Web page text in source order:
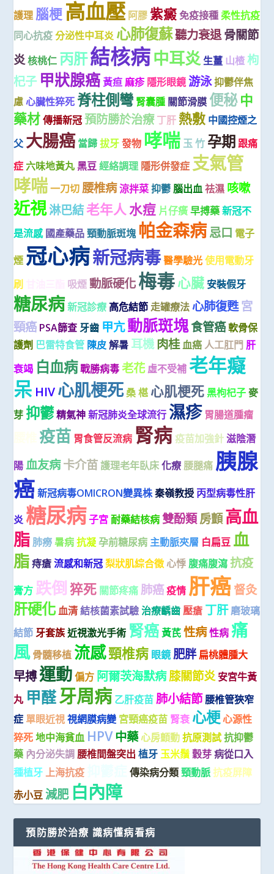
護理 腦梗 高血壓 阿膠 紫癜 免疫接種 柔性抗疫
同心抗疫 分泌性中耳炎 心肺復蘇聽力衰退骨關節
炎核桃仁 丙肝結核病中耳炎 生薑 山楂 枸
杞子 甲狀腺癌 黃疸 麻疹 隱形眼鏡游泳抑鬱伴焦
慮 心臟性猝死 脊柱側彎 腎囊腫 關節滑膜 便秘中
藥材 傳播新冠 預防勝於治療 丁肝 熱敷 中國控煙之
父 大腸癌 當歸 拔牙 發物 哮喘 玉 竹 孕期 跟痛
症 六味地黃丸 黑豆 經絡調理 隱形併發症 支氣管
哮喘一刀切 腰椎病涼拌菜 抑鬱 腦出血 祛濕 咳嗽
近視淋巴結老年人 水痘 片仔癀 早搏藥 新冠不
是流感 國產藥品 頸動脈斑塊 帕金森病忌口 電子
煙 冠心病新冠病毒醫學驗光 使用電動牙
刷
吸煙 動脈硬化梅毒心臟 安裝假牙
糖尿病新冠診療 高危結節 走罐療法 心肺復甦宮
頸癌 PSA篩查 牙齒 甲亢動脈斑塊食管癌軟骨保
護劑 巴雷特食管 陳皮 解暑 耳機肉桂血癌 人工肛門 肝
衰竭 白血病戰勝病毒 老花 虛不受補 老年癡
呆 HIV心肌梗死桑 椹 心肌梗死 黑枸杞子 麥
芽 抑鬱精氣神 新冠肺炎全球流行 濕疹 胃腸道腫瘤
疫苗 胃食管反流病 腎病 疫苗加強針 滋陰潛
陽 血友病卡介苗 護理老年臥床 化療 腰腿痛 胰腺
癌 新冠病毒OMICRON變異株秦嶺教授 丙型病毒性肝
炎 糖尿病子宮 耐藥結核病 雙酚類房顫高血
脂 肺癆 暑病 抗凝 孕前糖尿病 主動脈夾層 白扁豆 血
脂 痔瘡 流感和新冠 梨狀肌綜合徵 心悸 腹痛腹瀉 抗疫
膏方 跌倒 猝死 關節疼痛 肺癌疫情 肝癌督灸
肝硬化血清 結核菌素試驗 治療齲齒 壓瘡 丁肝 磨玻璃
結節 牙套族 近視激光手術 腎癌 黃芪 性病性病 痛
風 骨髓移植 流感頸椎病 眼鏡 肥胖 扁桃體腫大
早搏運動 偏方 阿爾茨海默病膝關節炎 安宮牛黃
丸 甲醛牙周病 乙肝疫苗 肺小結節腰椎管狹窄
症 單眼近視 視網膜病變 宮頸癌疫苗 腎衰 心梗心源性
猝死 地中海貧血 HPV中藥心房顫動 抗原測試抗抑鬱
藥 內分泌失調 腰椎間盤突出 植牙 玉米鬚 穀芽 病從口入
種植牙 上海抗疫 傳染病分類 頸動脈 抗疫屏障
赤小豆 減肥 白內障
預防勝於治療 識病懂病看病